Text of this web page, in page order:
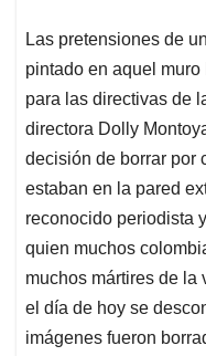
Las pretensiones de
pintado en aquel
para las directivas de
directora Dolly
decisión de borrar por
estaban en la pared
reconocido periodista
quien muchos
muchos mártires de
el día de hoy se
imágenes fueron